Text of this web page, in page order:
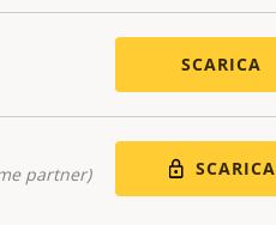
SCARICA
partner) SCARICA